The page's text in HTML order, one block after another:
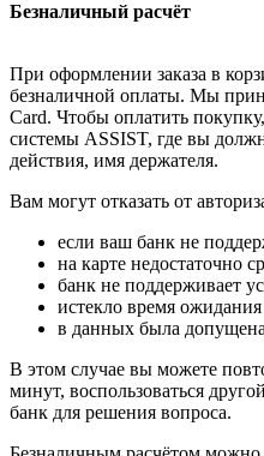
Безналичный расчёт
При оформлении заказа в
безналичной оплаты. Мы
Card. Чтобы оплатить
системы ASSIST, где вы
действия, имя держателя.
Вам могут отказать от
если ваш банк не
на карте недостаточно
банк не поддерживает
истекло время
в данных была
В этом случае вы можете
минут, воспользоваться
банк для решения вопроса.